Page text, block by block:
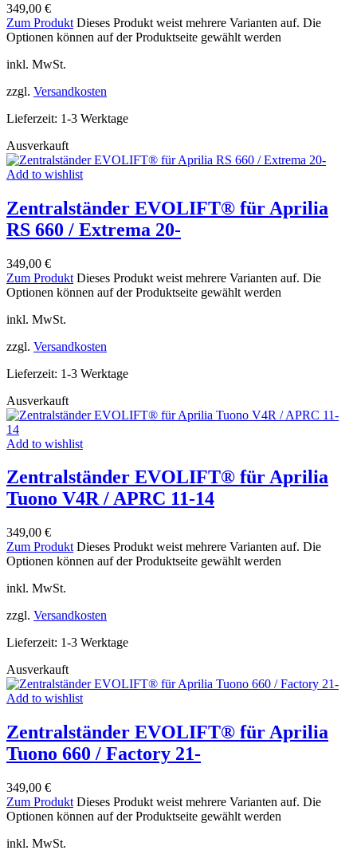
349,00 €
Zum Produkt Dieses Produkt weist mehrere Varianten auf. Die
Optionen können auf der Produktseite gewählt werden
inkl. MwSt.
zzgl. Versandkosten
Lieferzeit: 1-3 Werktage
Ausverkauft
Add to wishlist
Zentralständer EVOLIFT® für Aprilia
RS 660 / Extrema 20-
349,00 €
Zum Produkt Dieses Produkt weist mehrere Varianten auf. Die
Optionen können auf der Produktseite gewählt werden
inkl. MwSt.
zzgl. Versandkosten
Lieferzeit: 1-3 Werktage
Ausverkauft
Add to wishlist
Zentralständer EVOLIFT® für Aprilia
Tuono V4R / APRC 11-14
349,00 €
Zum Produkt Dieses Produkt weist mehrere Varianten auf. Die
Optionen können auf der Produktseite gewählt werden
inkl. MwSt.
zzgl. Versandkosten
Lieferzeit: 1-3 Werktage
Ausverkauft
Add to wishlist
Zentralständer EVOLIFT® für Aprilia
Tuono 660 / Factory 21-
349,00 €
Zum Produkt Dieses Produkt weist mehrere Varianten auf. Die
Optionen können auf der Produktseite gewählt werden
inkl. MwSt.